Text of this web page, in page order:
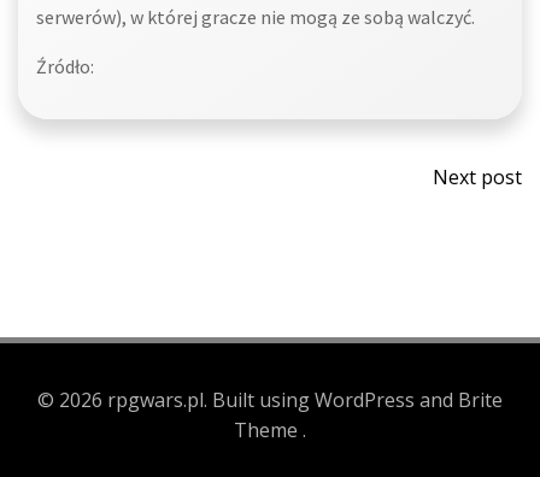
serwerów), w której gracze nie mogą ze sobą walczyć.
Źródło:
Post
Next post
© 2026 rpgwars.pl. Built using WordPress and Brite
Theme .